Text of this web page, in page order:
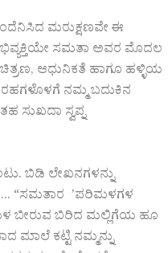
ಮರುಕ್ಷಣವೇ ಈ
ಸಮತಾ ಅವರ ಮೊದಲ
ಚಿತ್ರಣ, ಆಧುನಿಕತೆ ಹಾಗೂ ಹಳ್ಳಿಯ
ನಮ್ಮ ಬದುಕಿನ
ಸುಖದಾ ಸ್ವಪ್ನ
ಬಿಡಿ ಲೇಖನಗಳನ್ನು
“ಸಮತಾರ ʼಪರಿಮಳಗಳ
ಬೀರುವ ಬಿರಿದ ಮಲ್ಲಿಗೆಯ ಹೂ
ಮಾಲೆ ಕಟ್ಟಿ ನಮ್ಮನ್ನು